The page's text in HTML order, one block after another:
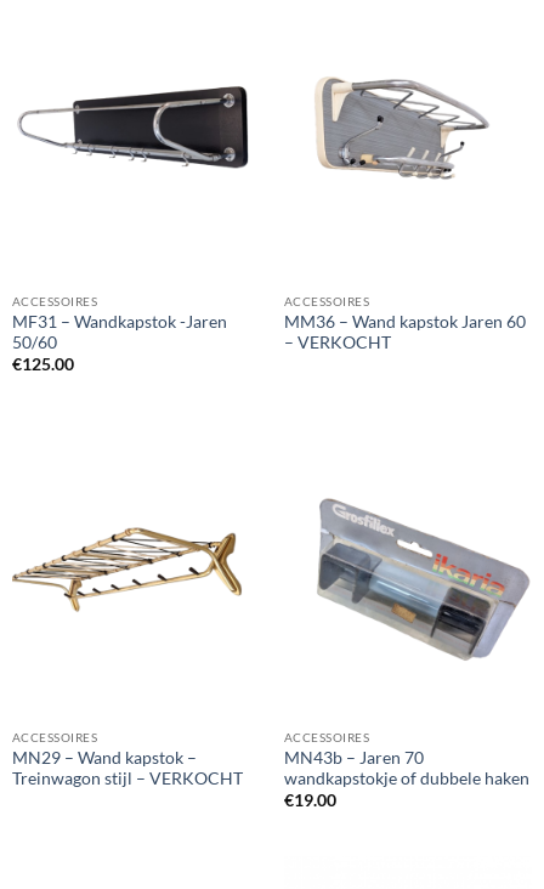
ACCESSOIRES
MF31 – Wandkapstok -Jaren
50/60
€125.00
ACCESSOIRES
MM36 – Wand kapstok Jaren 60
– VERKOCHT
ACCESSOIRES
MN29 – Wand kapstok –
Treinwagon stijl – VERKOCHT
ACCESSOIRES
MN43b – Jaren 70
wandkapstokje of dubbele haken
€19.00